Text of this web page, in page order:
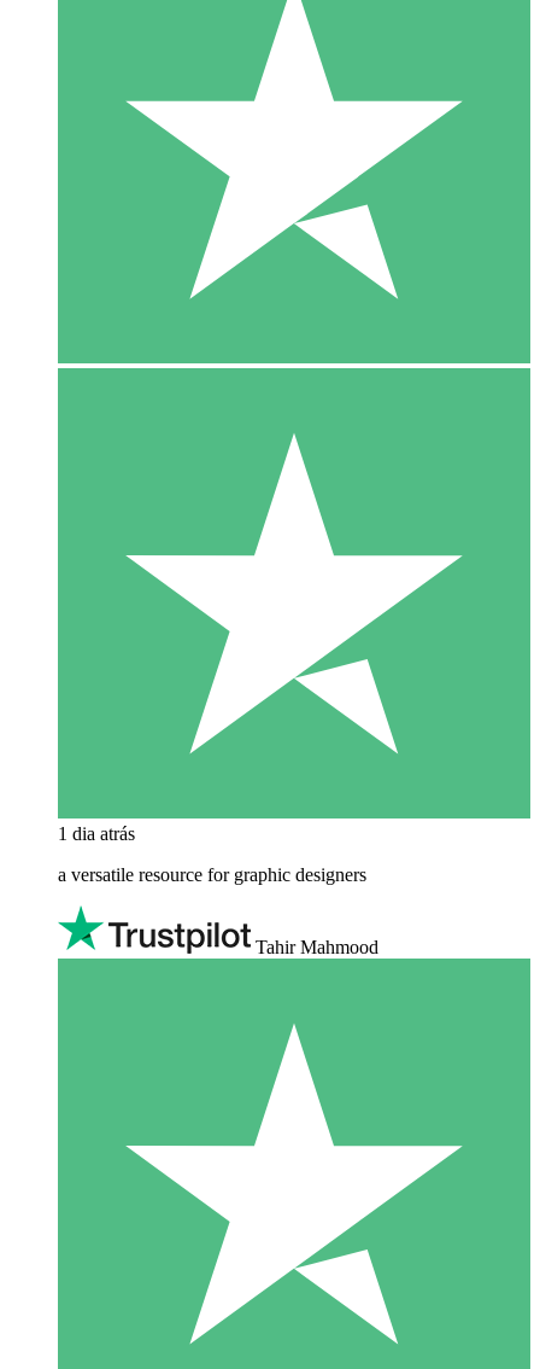
1 dia atrás
a versatile resource for graphic designers
Tahir Mahmood